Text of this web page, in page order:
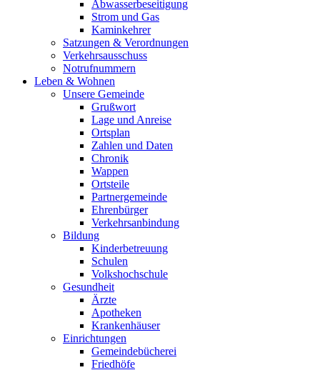
Abwasserbeseitigung
Strom und Gas
Kaminkehrer
Satzungen & Verordnungen
Verkehrsausschuss
Notrufnummern
Leben & Wohnen
Unsere Gemeinde
Grußwort
Lage und Anreise
Ortsplan
Zahlen und Daten
Chronik
Wappen
Ortsteile
Partnergemeinde
Ehrenbürger
Verkehrsanbindung
Bildung
Kinderbetreuung
Schulen
Volkshochschule
Gesundheit
Ärzte
Apotheken
Krankenhäuser
Einrichtungen
Gemeindebücherei
Friedhöfe